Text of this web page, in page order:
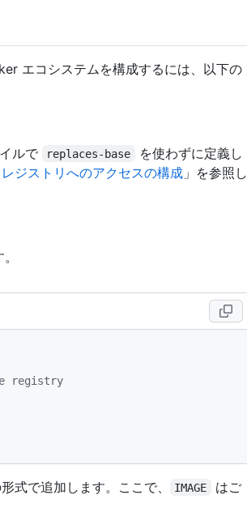
エコシステムを構成するには、以下の
ルで replaces-base
を使わずに定義し
ジストリへのアクセスの構成 」を参照し
registry
式で追加します。ここで、 IMAGE
はご